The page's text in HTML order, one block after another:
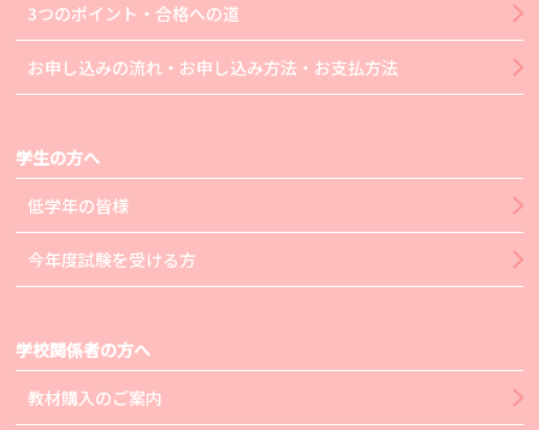
3つのポイント・合格への道
お申し込みの流れ・お申し込み方法・お支払方法
学生の方へ
低学年の皆様
今年度試験を受ける方
学校関係者の方へ
教材購入のご案内